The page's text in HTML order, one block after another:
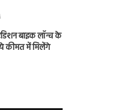
बाइक लॉन्च के
कीमत में मिलेंगे